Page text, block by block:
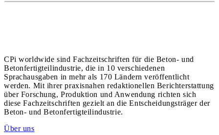
CPi worldwide sind Fachzeitschriften für die Beton- und
Betonfertigteilindustrie, die in 10 verschiedenen
Sprachausgaben in mehr als 170 Ländern veröffentlicht
werden. Mit ihrer praxisnahen redaktionellen Berichterstattung
über Forschung, Produktion und Anwendung richten sich
diese Fachzeitschriften gezielt an die Entscheidungsträger der
Beton- und Betonfertigteilindustrie.
Über uns